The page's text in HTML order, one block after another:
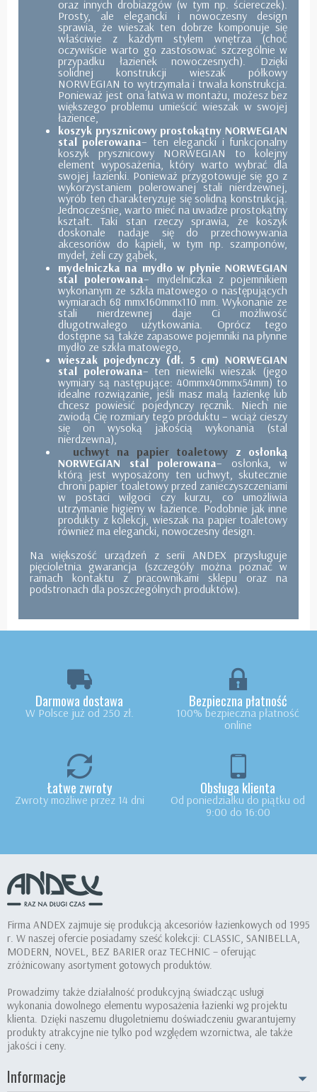
oraz innych drobiazgów (w tym np. ściereczek).
Prosty, ale elegancki i nowoczesny design
sprawia, że wieszak ten dobrze komponuje się
właściwie z każdym stylem wnętrza (choć
oczywiście warto go zastosować szczególnie w
przypadku łazienek nowoczesnych). Dzięki
solidnej konstrukcji wieszak półkowy
NORWEGIAN to wytrzymała i trwała konstrukcja.
Ponieważ jest ona łatwa w montażu, możesz bez
większego problemu umieścić wieszak w swojej
łazience,
koszyk prysznicowy prostokątny NORWEGIAN
stal polerowana– ten elegancki i funkcjonalny
koszyk prysznicowy NORWEGIAN to kolejny
element wyposażenia, który warto wybrać dla
swojej łazienki. Ponieważ przygotowuje się go z
wykorzystaniem polerowanej stali nierdzewnej,
wyrób ten charakteryzuje się solidną konstrukcją.
Jednocześnie, warto mieć na uwadze prostokątny
kształt. Taki stan rzeczy sprawia, że koszyk
doskonale nadaje się do przechowywania
akcesoriów do kąpieli, w tym np. szamponów,
mydeł, żeli czy gąbek,
mydelniczka na mydło w płynie NORWEGIAN
stal polerowana– mydelniczka z pojemnikiem
wykonanym ze szkła matowego o następujących
wymiarach 68 mmx160mmx110 mm. Wykonanie ze
stali nierdzewnej daje Ci możliwość
długotrwałego użytkowania. Oprócz tego
dostępne są także zapasowe pojemniki na płynne
mydło ze szkła matowego,
wieszak pojedynczy (dł. 5 cm) NORWEGIAN
stal polerowana– ten niewielki wieszak (jego
wymiary są następujące: 40mmx40mmx54mm) to
idealne rozwiązanie, jeśli masz małą łazienkę lub
chcesz powiesić pojedynczy ręcznik. Niech nie
zwiodą Cię rozmiary tego produktu – wciąż cieszy
się on wysoką jakością wykonania (stal
nierdzewna),
uchwyt na papier toaletowy z osłonką
NORWEGIAN stal polerowana– osłonka, w
którą jest wyposażony ten uchwyt, skutecznie
chroni papier toaletowy przed zanieczyszczeniami
w postaci wilgoci czy kurzu, co umożliwia
utrzymanie higieny w łazience. Podobnie jak inne
produkty z kolekcji, wieszak na papier toaletowy
również ma elegancki, nowoczesny design.
Na większość urządzeń z serii ANDEX przysługuje
pięcioletnia gwarancja (szczegóły można poznać w
ramach kontaktu z pracownikami sklepu oraz na
podstronach dla poszczególnych produktów).
Darmowa dostawa
W Polsce już od 250 zł.
Bezpieczna płatność
100% bezpieczna płatność
online
Łatwe zwroty
Zwroty możliwe przez 14 dni
Obsługa klienta
Od poniedziałku do piątku od
9:00 do 16:00
Firma ANDEX zajmuje się produkcją akcesoriów łazienkowych od 1995
r. W naszej ofercie posiadamy sześć kolekcji: CLASSIC, SANIBELLA,
MODERN, NOVEL, BEZ BARIER oraz TECHNIC – oferując
zróżnicowany asortyment gotowych produktów.
Prowadzimy także działalność produkcyjną świadcząc usługi
wykonania dowolnego elementu wyposażenia łazienki wg projektu
klienta. Dzięki naszemu długoletniemu doświadczeniu gwarantujemy
produkty atrakcyjne nie tylko pod względem wzornictwa, ale także
jakości i ceny.
Informacje